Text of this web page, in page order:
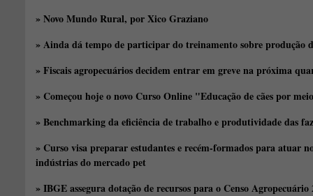
» Novo Mundo Rural, por Xico Graziano
» Ainda dá tempo de participar do treinamento sobre produção
» Fiscais agropecuários decidem entrar em greve na próxima
» Começou hoje o novo Curso Online "Educação de cães por
» Benchmarking da eficiência de trabalho e produtividade das
» Curso visa preparar estudantes e recém-formados para atuar
indústrias do mercado pet
» IBGE assegura dotação de recursos para o Censo Agropecuário